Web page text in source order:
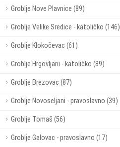
Groblje Nove Plavnice (89)
Groblje Velike Sredice - katoličko (146)
Groblje Klokočevac (61)
Groblje Hrgovljani - katoličko (89)
Groblje Brezovac (87)
Groblje Novoseljani - pravoslavno (39)
Groblje Tomaš (56)
Groblje Galovac - pravoslavno (17)